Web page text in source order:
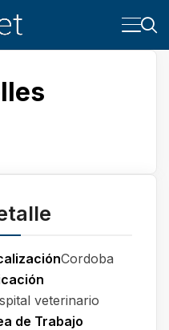
Cordoba
veterinario
de Trabajo